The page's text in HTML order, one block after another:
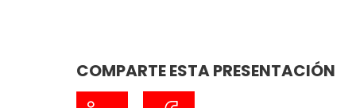
COMPARTE ESTA PRESENTACIÓN